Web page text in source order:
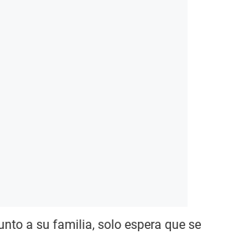
a su familia, solo espera que se